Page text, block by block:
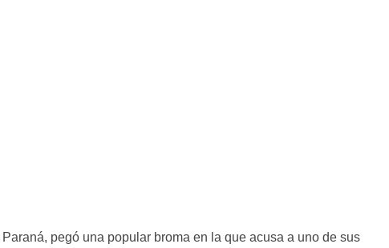
pegó una popular broma en la que acusa a uno de sus